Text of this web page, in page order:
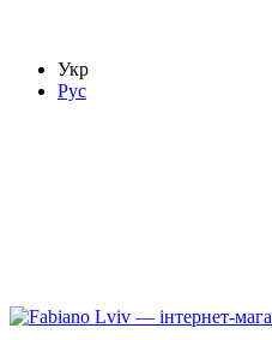
Укр
Рус